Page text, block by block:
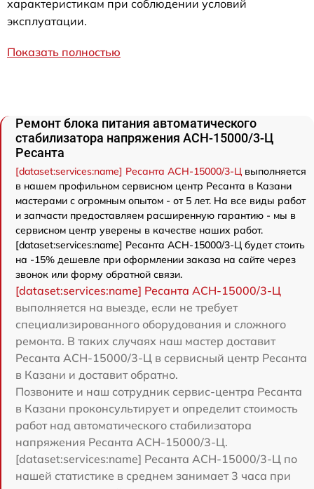
характеристикам при соблюдении условий
эксплуатации.
Показать полностью
Ремонт блока питания автоматического
стабилизатора напряжения АСН-15000/3-Ц
Ресанта
[dataset:services:name] Ресанта АСН-15000/3-Ц выполняется
в нашем профильном сервисном центр Ресанта в Казани
мастерами с огромным опытом - от 5 лет. На все виды работ
и запчасти предоставляем расширенную гарантию - мы в
сервисном центр уверены в качестве наших работ.
[dataset:services:name] Ресанта АСН-15000/3-Ц будет стоить
на -15% дешевле при оформлении заказа на сайте через
звонок или форму обратной связи.
[dataset:services:name] Ресанта АСН-15000/3-Ц
выполняется на выезде, если не требует
специализированного оборудования и сложного
ремонта. В таких случаях наш мастер доставит
Ресанта АСН-15000/3-Ц в сервисный центр Ресанта
в Казани и доставит обратно.
Позвоните и наш сотрудник сервис-центра Ресанта
в Казани проконсультирует и определит стоимость
работ над автоматического стабилизатора
напряжения Ресанта АСН-15000/3-Ц.
[dataset:services:name] Ресанта АСН-15000/3-Ц по
нашей статистике в среднем занимает 3 часа при